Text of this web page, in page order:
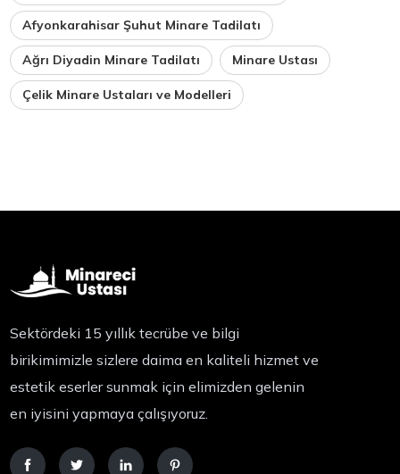
Afyonkarahisar Şuhut Minare Tadilatı
Ağrı Diyadin Minare Tadilatı Minare Ustası
Çelik Minare Ustaları ve Modelleri
Sektördeki 15 yıllık tecrübe ve bilgi
birikimimizle sizlere daima en kaliteli hizmet ve
estetik eserler sunmak için elimizden gelenin
en iyisini yapmaya çalışıyoruz.